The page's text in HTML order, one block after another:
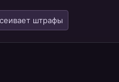
штрафы